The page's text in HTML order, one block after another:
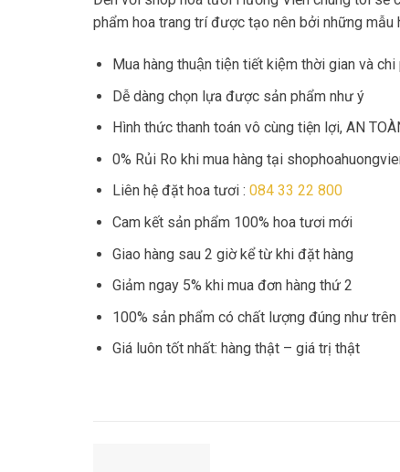
phẩm hoa trang trí được tạo nên bởi những
Mua hàng thuận tiện tiết kiệm thời gian và chi
Dễ dàng chọn lựa được sản phẩm như ý
Hình thức thanh toán vô cùng tiện lợi, AN
0% Rủi Ro khi mua hàng tại
Liên hệ đặt hoa tươi : 084 33 22 800
Cam kết sản phẩm 100% hoa tươi mới
Giao hàng sau 2 giờ kể từ khi đặt hàng
Giảm ngay 5% khi mua đơn hàng thứ 2
100% sản phẩm có chất lượng đúng như
Giá luôn tốt nhất: hàng thật – giá trị thật